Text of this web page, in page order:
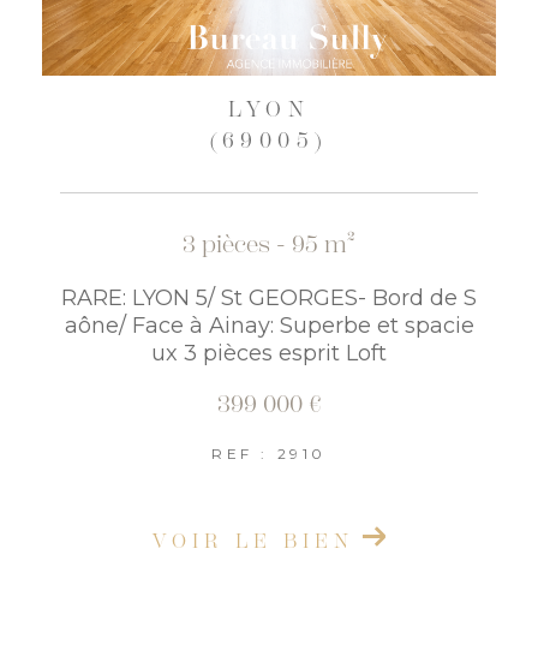
LYON
(69005)
3 pièces - 95 m²
RARE: LYON 5/ St GEORGES- Bord de S
aône/ Face à Ainay: Superbe et spacie
ux 3 pièces esprit Loft
399 000 €
REF : 2910
VOIR LE BIEN